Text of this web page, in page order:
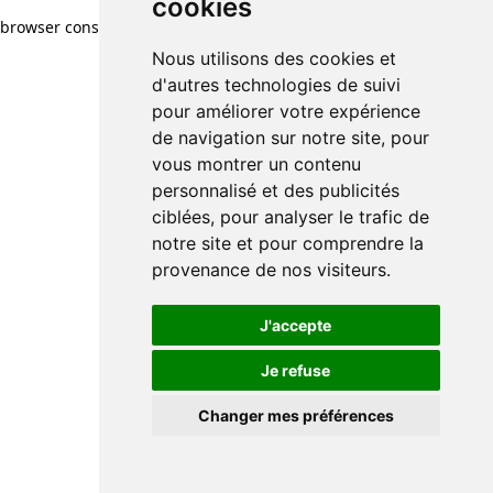
cookies
Nous utilisons des cookies et
d'autres technologies de suivi
pour améliorer votre expérience
de navigation sur notre site, pour
vous montrer un contenu
personnalisé et des publicités
ciblées, pour analyser le trafic de
notre site et pour comprendre la
provenance de nos visiteurs.
J'accepte
Je refuse
Changer mes préférences
browser console for more information)